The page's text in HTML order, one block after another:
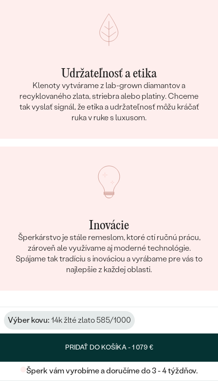
Udržateľnosť a etika
Klenoty vytvárame z lab-grown diamantov a
recyklovaného zlata, striebra alebo platiny. Chceme
tak vyslať signál, že etika a udržateľnosť môžu kráčať
ruka v ruke s luxusom.
Inovácie
Šperkárstvo je stále remeslom, ktoré ctí ručnú prácu,
zároveň ale využívame aj moderné technológie.
Spájame tak tradíciu s inováciou a vyrábame pre vás to
najlepšie z každej oblasti.
Výber kovu: 14k žlté zlato 585/1000
PRIDAŤ DO KOŠÍKA -1 079 €
Šperk vám vyrobíme a doručíme do 3 - 4 týždňov.